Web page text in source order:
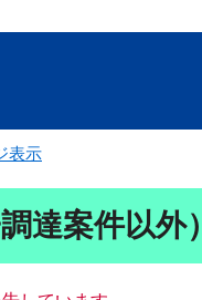
表示
達案件以外）